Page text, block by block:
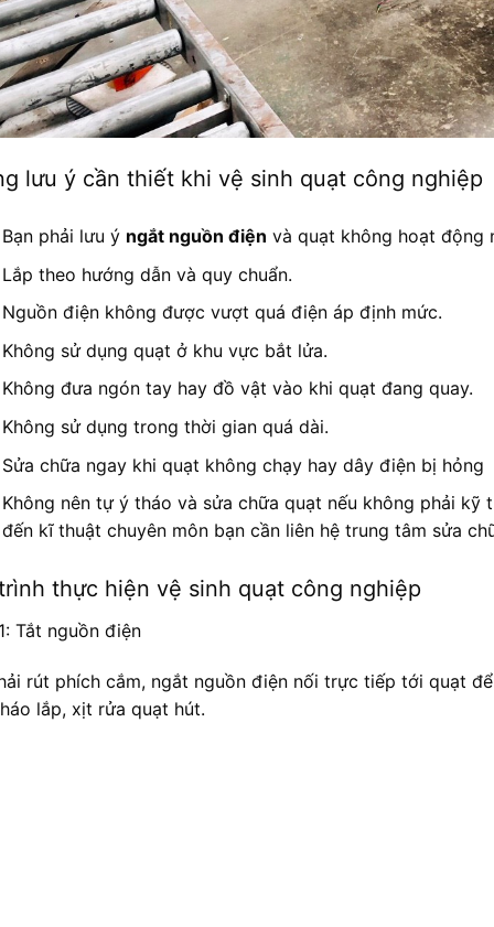
lưu ý cần thiết khi vệ sinh quạt công nghiệp
Bạn phải lưu ý ngắt nguồn điện và quạt không hoạt động
Lắp theo hướng dẫn và quy chuẩn.
Nguồn điện không được vượt quá điện áp định mức.
Không sử dụng quạt ở khu vực bắt lửa.
Không đưa ngón tay hay đồ vật vào khi quạt đang quay.
Không sử dụng trong thời gian quá dài.
Sửa chữa ngay khi quạt không chạy hay dây điện bị hỏng
Không nên tự ý tháo và sửa chữa quạt nếu không phải kỹ
đến kĩ thuật chuyên môn bạn cần liên hệ trung tâm sửa
thực hiện vệ sinh quạt công nghiệp
Tắt nguồn điện
rút phích cắm, ngắt nguồn điện nối trực tiếp tới quạt
lắp, xịt rửa quạt hút.